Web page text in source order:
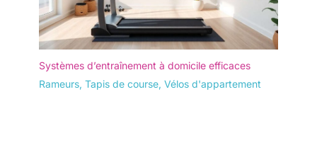
Systèmes d’entraînement à domicile efficaces
Rameurs, Tapis de course, Vélos d'appartement